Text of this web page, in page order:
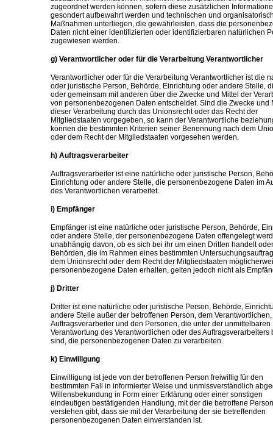
zugeordnet werden können, sofern diese zusätzlichen
gesondert aufbewahrt werden und technischen und
Maßnahmen unterliegen, die gewährleisten, dass die
Daten nicht einer identifizierten oder identifizierbaren natürlichen
zugewiesen werden.
g) Verantwortlicher oder für die Verarbeitung Verantwortlicher
Verantwortlicher oder für die Verarbeitung Verantwortlicher ist die
oder juristische Person, Behörde, Einrichtung oder andere Stelle,
oder gemeinsam mit anderen über die Zwecke und Mittel der
von personenbezogenen Daten entscheidet. Sind die Zwecke und
dieser Verarbeitung durch das Unionsrecht oder das Recht der
Mitgliedstaaten vorgegeben, so kann der Verantwortliche
können die bestimmten Kriterien seiner Benennung nach dem
oder dem Recht der Mitgliedstaaten vorgesehen werden.
h) Auftragsverarbeiter
Auftragsverarbeiter ist eine natürliche oder juristische Person,
Einrichtung oder andere Stelle, die personenbezogene Daten im
des Verantwortlichen verarbeitet.
i) Empfänger
Empfänger ist eine natürliche oder juristische Person, Behörde,
oder andere Stelle, der personenbezogene Daten offengelegt
unabhängig davon, ob es sich bei ihr um einen Dritten handelt
Behörden, die im Rahmen eines bestimmten
dem Unionsrecht oder dem Recht der Mitgliedstaaten
personenbezogene Daten erhalten, gelten jedoch nicht als
j) Dritter
Dritter ist eine natürliche oder juristische Person, Behörde,
andere Stelle außer der betroffenen Person, dem
Auftragsverarbeiter und den Personen, die unter der unmittelbaren
Verantwortung des Verantwortlichen oder des Auftragsverarbeiters
sind, die personenbezogenen Daten zu verarbeiten.
k) Einwilligung
Einwilligung ist jede von der betroffenen Person freiwillig für den
bestimmten Fall in informierter Weise und unmissverständlich
Willensbekundung in Form einer Erklärung oder einer sonstigen
eindeutigen bestätigenden Handlung, mit der die betroffene
verstehen gibt, dass sie mit der Verarbeitung der sie betreffenden
personenbezogenen Daten einverstanden ist.